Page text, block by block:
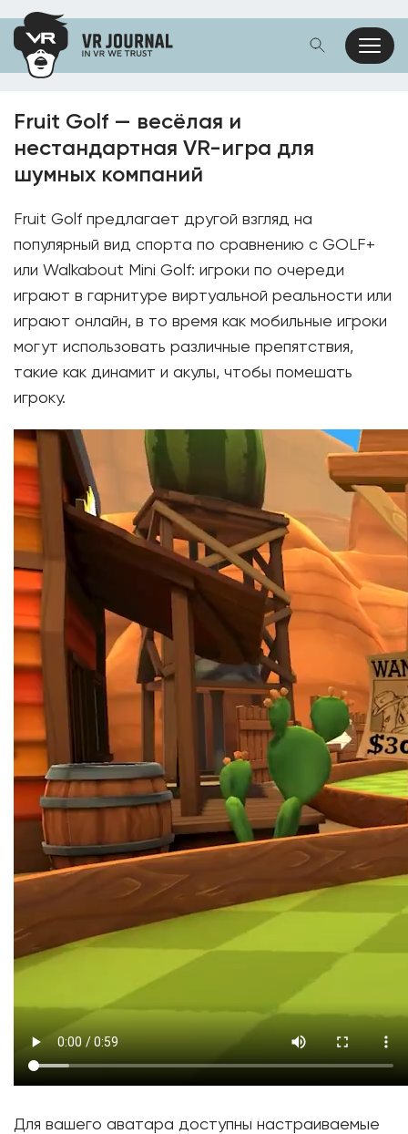
Fruit Golf — весёлая и
нестандартная VR-игра для
шумных компаний
Fruit Golf предлагает другой взгляд на
популярный вид спорта по сравнению с GOLF+
или Walkabout Mini Golf: игроки по очереди
играют в гарнитуре виртуальной реальности или
играют онлайн, в то время как мобильные игроки
могут использовать различные препятствия,
такие как динамит и акулы, чтобы помешать
игроку.
Для вашего аватара доступны настраиваемые